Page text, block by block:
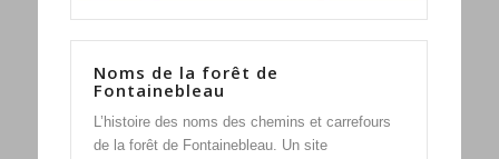
Noms de la forêt de
Fontainebleau
L’histoire des noms des chemins et carrefours
de la forêt de Fontainebleau. Un site